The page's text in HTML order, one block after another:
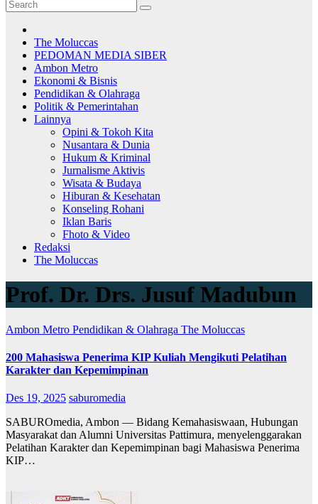
The Moluccas
PEDOMAN MEDIA SIBER
Ambon Metro
Ekonomi & Bisnis
Pendidikan & Olahraga
Politik & Pemerintahan
Lainnya
Opini & Tokoh Kita
Nusantara & Dunia
Hukum & Kriminal
Jurnalisme Aktivis
Wisata & Budaya
Hiburan & Kesehatan
Konseling Rohani
Iklan Baris
Fhoto & Video
Redaksi
The Moluccas
Prof. Dr. Drs. Jusuf Madubun
Ambon Metro Pendidikan & Olahraga The Moluccas
200 Mahasiswa Penerima KIP Kuliah Mengikuti Pelatihan
Karakter dan Kepemimpinan
Des 19, 2025 saburomedia
SABUROmedia, Ambon — Bidang Kemahasiswaan, Hubungan
Masyarakat dan Alumni Universitas Pattimura, menyelenggarakan
Pelatihan Karakter dan Kepemimpinan bagi Mahasiswa Penerima
KIP…